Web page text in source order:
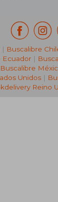
| Buscalibre
Ecuador |
Buscalibre
Unidos|
Reino